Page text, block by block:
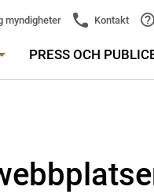
myndigheter Kontakt
PRESS OCH